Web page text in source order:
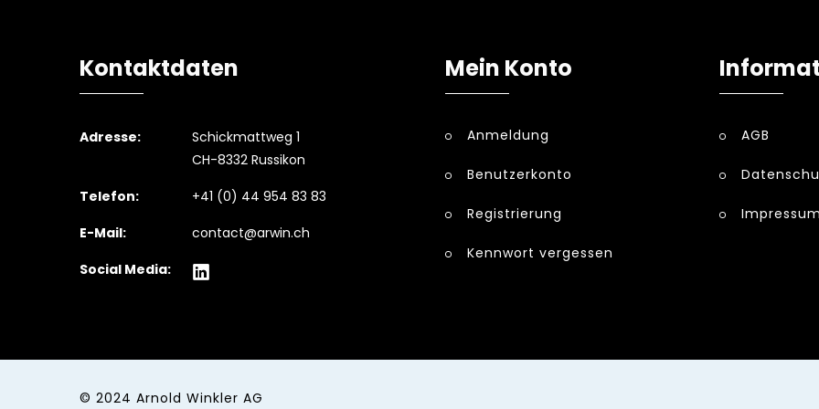
Kontaktdaten
Adresse:
Schickmattweg 1
CH-8332 Russikon
Telefon:
+41 (0) 44 954 83 83
E-Mail:
contact@arwin.ch
Social Media:
Mein Konto
Anmeldung
Benutzerkonto
Registrierung
Kennwort vergessen
AGB
Impressum
© 2024 Arnold Winkler AG